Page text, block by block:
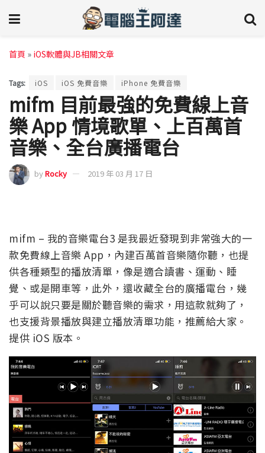
首頁 » iOS軟體與JB相關文章
Tags: iOS iOS 免費音樂 iPhone 免費音樂
mifm 目前最強的免費線上音
樂 App 情境歌單、上百萬首
音樂、全台廣播電台
byRocky 2019 年 03 月 17 日
mifm – 我的音樂電台3 是我最近發現到非常強大的一
款免費線上音樂 App，內建百萬首音樂隨你聽，也提
供各種類型的播放清單，像是適合讀書、運動、睡
覺、或是開車等，此外，還收藏全台的廣播電台，幾
乎可以說只要是關於聽音樂的需求，用這款就夠了，
也支援背景播放與建立播放清單功能，推薦給大家。
提供 iOS 版本。